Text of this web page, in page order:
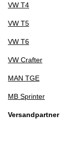
VW T4
VW T5
VW T6
VW Crafter
MAN TGE
MB Sprinter
Versandpartner